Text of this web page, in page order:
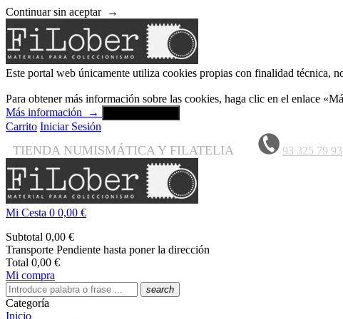
Continuar sin aceptar →
Este portal web únicamente utiliza cookies propias con finalidad técnica,
Para obtener más información sobre las cookies, haga clic en el enlace
Más información
→
Carrito Iniciar Sesión
TIENDA NUMISMÁTICA Y FILATELIA 93 325 79 93
Mi Cesta 0 0,00 €
Subtotal 0,00 €
Transporte Pendiente hasta poner la dirección
Total 0,00 €
Mi compra
search
Categoría
Inicio